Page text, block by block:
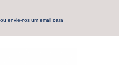
ou envie-nos um email para